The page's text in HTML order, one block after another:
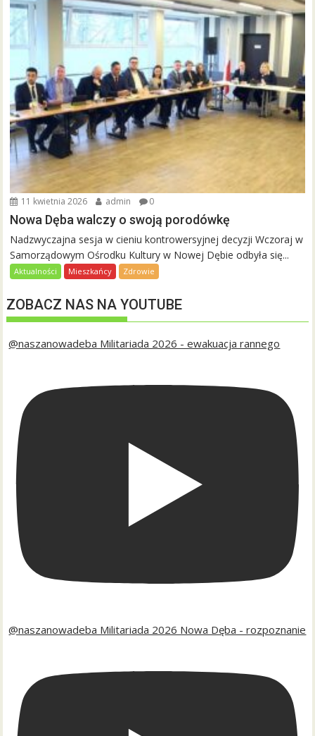
11 kwietnia 2026 admin 0
Nowa Dęba walczy o swoją porodówkę
Nadzwyczajna sesja w cieniu kontrowersyjnej decyzji Wczoraj w
Samorządowym Ośrodku Kultury w Nowej Dębie odbyła się...
Aktualności Mieszkańcy Zdrowie
ZOBACZ NAS NA YOUTUBE
@naszanowadeba Militariada 2026 - ewakuacja rannego
@naszanowadeba Militariada 2026 Nowa Dęba - rozpoznanie